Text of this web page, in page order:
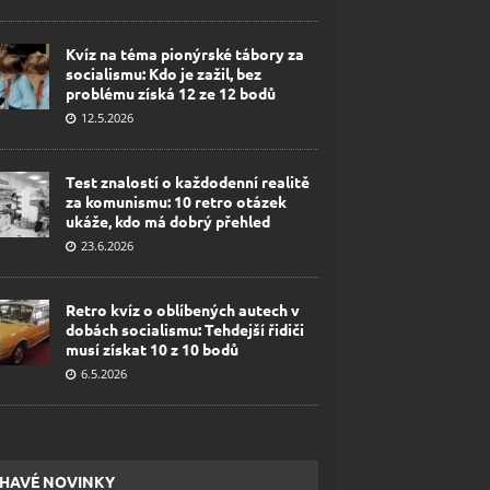
Kvíz na téma pionýrské tábory za
socialismu: Kdo je zažil, bez
problému získá 12 ze 12 bodů
12.5.2026
Test znalostí o každodenní realitě
za komunismu: 10 retro otázek
ukáže, kdo má dobrý přehled
23.6.2026
Retro kvíz o oblíbených autech v
dobách socialismu: Tehdejší řidiči
musí získat 10 z 10 bodů
6.5.2026
NOVINKY